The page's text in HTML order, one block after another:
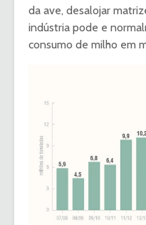
da ave, desalojar
indústria pode e
consumo de milho em